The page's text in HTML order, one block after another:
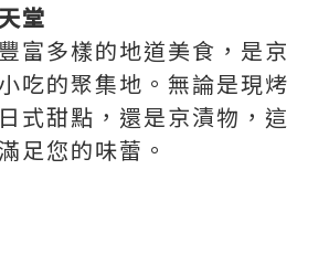
堂
富多樣的地道美食，是京
吃的聚集地。無論是現烤
式甜點，還是京漬物，這
足您的味蕾。